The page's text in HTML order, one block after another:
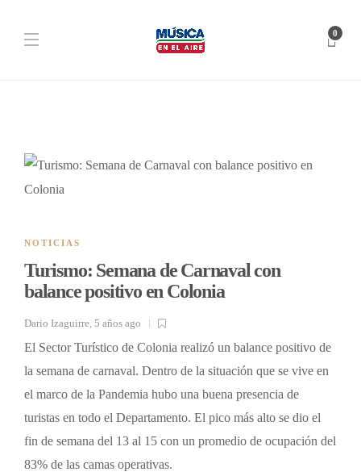
0
NOTICIAS
Turismo: Semana de Carnaval con
balance positivo en Colonia
Dario Izaguirre, 5 años ago
El Sector Turístico de Colonia realizó un balance positivo de
la semana de carnaval. Dentro de la situación que se vive en
el marco de la Pandemia hubo una buena presencia de
turistas en todo el Departamento. El pico más alto se dio el
fin de semana del 13 al 15 con un promedio de ocupación del
83% de las camas operativas.